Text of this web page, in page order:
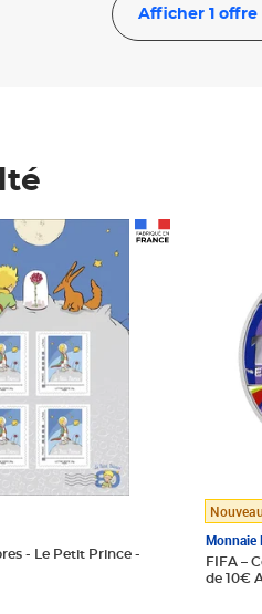
Afficher 1
- Le Petit Prince -
Monnaie
FIFA –
de 10€